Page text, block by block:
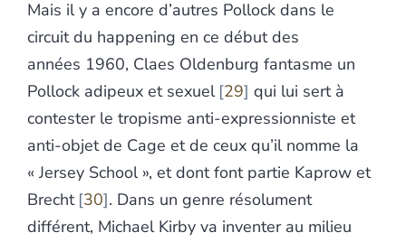
Mais il y a encore d’autres Pollock dans le
circuit du happening en ce début des
années 1960, Claes Oldenburg fantasme un
Pollock adipeux et sexuel 29 qui lui sert à
contester le tropisme anti-expressionniste et
anti-objet de Cage et de ceux qu’il nomme la
« Jersey School », et dont font partie Kaprow et
Brecht 30 . Dans un genre résolument
différent, Michael Kirby va inventer au milieu